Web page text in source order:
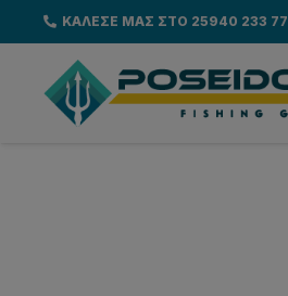
ΚΑΛΕΣΕ ΜΑΣ ΣΤΟ 25940 233 77